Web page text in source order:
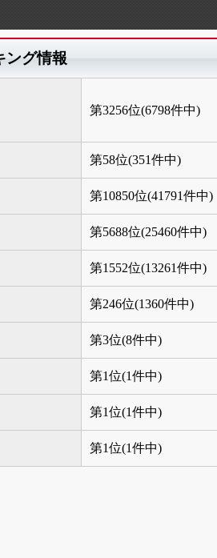
ング情報
第3256位(6798件中)
第58位(351件中)
第10850位(41791件中)
第5688位(25460件中)
第1552位(13261件中)
第246位(1360件中)
第3位(8件中)
第1位(1件中)
第1位(1件中)
第1位(1件中)